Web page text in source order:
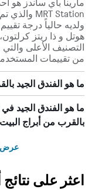
هوتل و ذا ريتز
من تقييمات
ما هو الفندق الجيد
بالقرب من أبراج
عرض